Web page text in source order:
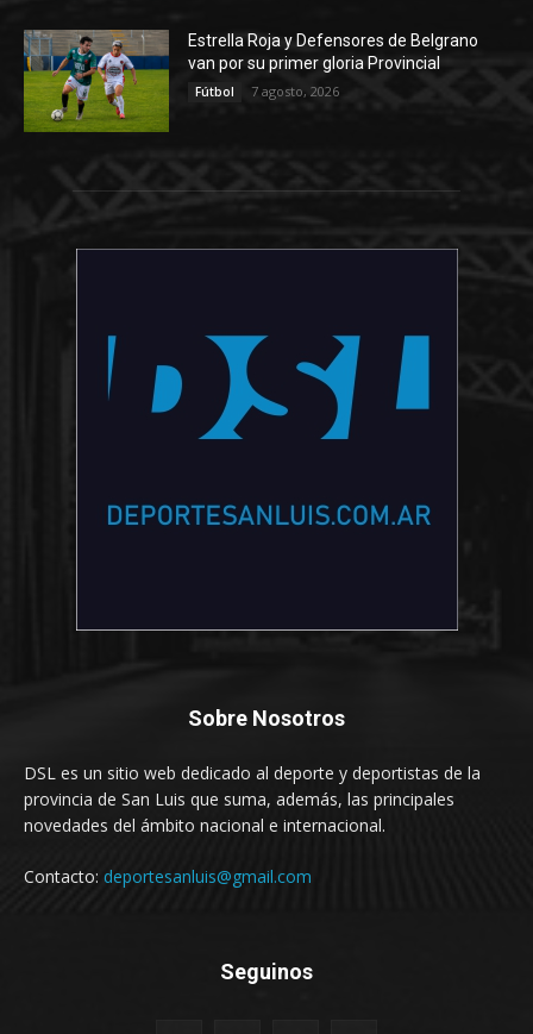
Estrella Roja y Defensores de Belgrano
van por su primer gloria Provincial
Fútbol 7 agosto, 2026
Sobre Nosotros
DSL es un sitio web dedicado al deporte y deportistas de la
provincia de San Luis que suma, además, las principales
novedades del ámbito nacional e internacional.
Contacto: deportesanluis@gmail.com
Seguinos